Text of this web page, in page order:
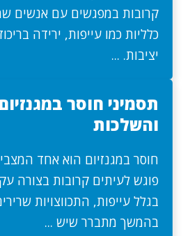
קרובות במפגשים עם אנשים
כלליות כמו עייפות, ירידה
יציבות. ...
תסמיני חוסר
והשלכות
חוסר במגנזיום הוא אחד
פוגש לעיתים קרובות בצורה
בגלל עייפות, התכווצויות
בהמשך מתברר שיש ...